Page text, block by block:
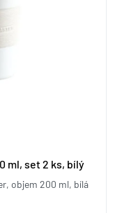
ml, set 2 ks, bílý
objem 200 ml, bílá